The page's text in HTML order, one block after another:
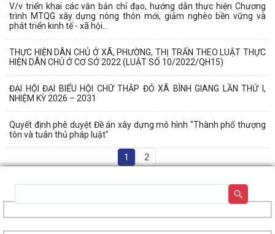
V/v triển khai các văn bản chỉ đạo, hướng dẫn thực hiện Chương
trình MTQG xây dựng nông thôn mới, giảm nghèo bền vững và
phát triển kinh tế - xã hội...
THỰC HIỆN DÂN CHỦ Ở XÃ, PHƯỜNG, THỊ TRẤN THEO LUẬT THỰC
HIỆN DÂN CHỦ Ở CƠ SỞ 2022 (LUẬT SỐ 10/2022/QH15)
ĐẠI HỘI ĐẠI BIỂU HỘI CHỮ THẬP ĐỎ XÃ BÌNH GIANG LẦN THỨ I,
NHIỆM KỲ 2026 – 2031
Quyết định phê duyệt Đề án xây dựng mô hình "Thành phố thượng
tôn và tuân thủ pháp luật"
1 2